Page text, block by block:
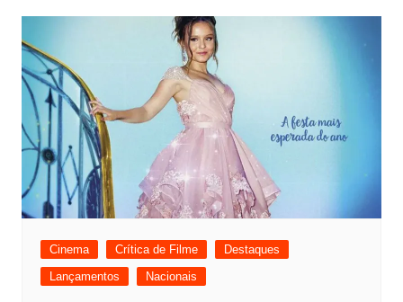
Cinema Crítica de Filme
Destaques
Lançamentos
Nacionais